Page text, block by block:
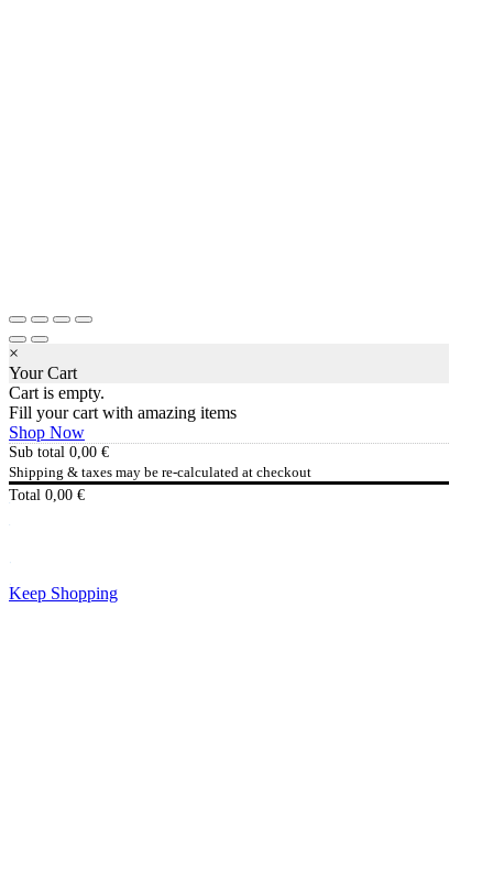
×
Your Cart
Cart is empty.
Fill your cart with amazing items
Shop Now
Sub total 0,00 €
Shipping & taxes may be re-calculated at checkout
Total 0,00 €
Keep Shopping